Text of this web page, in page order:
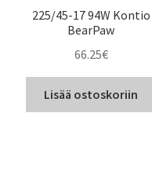
225/45-17 94W Kontio
BearPaw
66.25€
Lisää ostoskoriin